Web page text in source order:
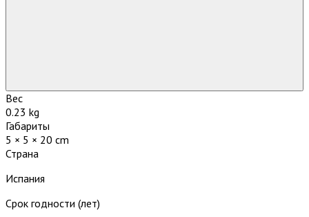
Вес
0.23 kg
Габариты
5 × 5 × 20 cm
Страна
Испания
Срок годности (лет)